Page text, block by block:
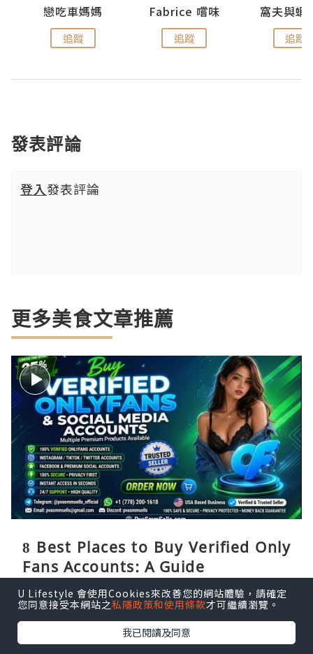
戀吃車媽媽
追蹤
Fabrice 嚐味
追蹤
窩夫與蝦
追蹤
發表評論
登入發表評論
更多美食文章推薦
8 Best Places to Buy Verified Only
Fans Accounts: A Guide
PvaSmmSells 16分鐘前
U Lifestyle 會使用Cookies來改善您的網站體驗，請確定
您同意接受本網站之私隱政策和使用條款才可繼續瀏覽。
我已閱讀及同意